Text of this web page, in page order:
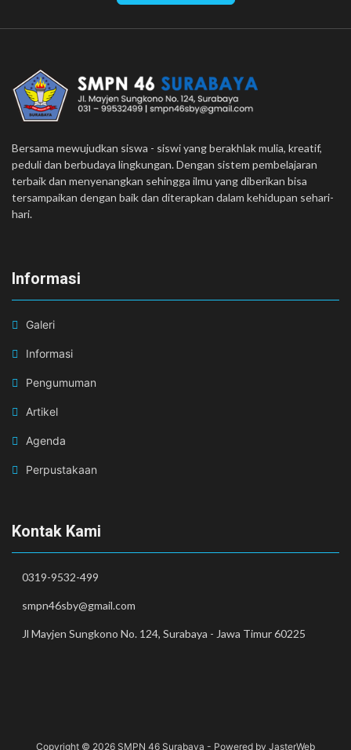
Bersama mewujudkan siswa - siswi yang berakhlak mulia, kreatif,
peduli dan berbudaya lingkungan. Dengan sistem pembelajaran
terbaik dan menyenangkan sehingga ilmu yang diberikan bisa
tersampaikan dengan baik dan diterapkan dalam kehidupan sehari-
hari.
Informasi
Galeri
Informasi
Pengumuman
Artikel
Agenda
Perpustakaan
Kontak Kami
0319-9532-499
smpn46sby@gmail.com
Jl Mayjen Sungkono No. 124, Surabaya - Jawa Timur 60225
Copyright © 2026 SMPN 46 Surabaya - Powered by JasterWeb